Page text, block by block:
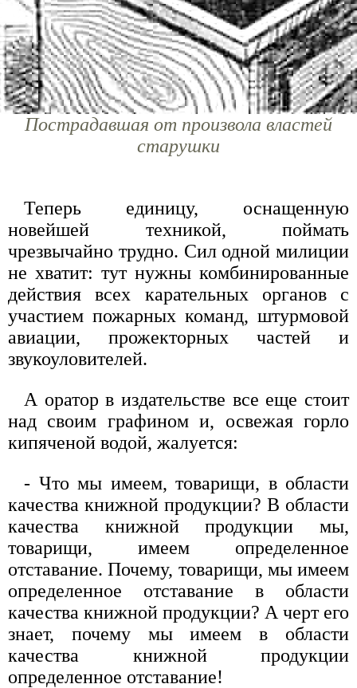
Пострадавшая от произвола властей
старушки
Теперь единицу, оснащенную
новейшей техникой, поймать
чрезвычайно трудно. Сил одной милиции
не хватит: тут нужны комбинированные
действия всех карательных органов с
участием пожарных команд, штурмовой
авиации, прожекторных частей и
звукоуловителей.
А оратор в издательстве все еще стоит
над своим графином и, освежая горло
кипяченой водой, жалуется:
- Что мы имеем, товарищи, в области
качества книжной продукции? В области
качества книжной продукции мы,
товарищи, имеем определенное
отставание. Почему, товарищи, мы имеем
определенное отставание в области
качества книжной продукции? А черт его
знает, почему мы имеем в области
качества книжной продукции
определенное отставание!